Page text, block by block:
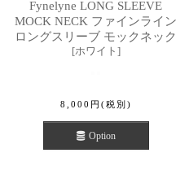
Fynelyne LONG SLEEVE
MOCK NECK ファインライン
ロングスリーブ モックネック
[ホワイト ]
8,000 円 (税別)
Option